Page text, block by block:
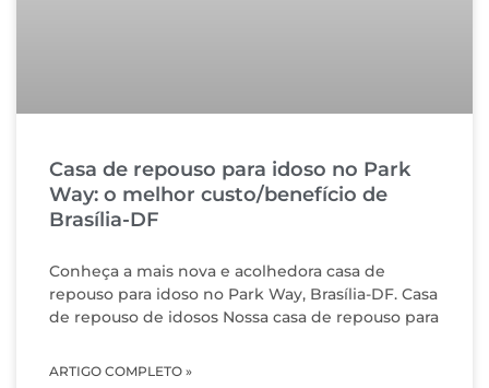
Casa de repouso para idoso no Park
Way: o melhor custo/benefício de
Brasília-DF
Conheça a mais nova e acolhedora casa de
repouso para idoso no Park Way, Brasília-DF. Casa
de repouso de idosos Nossa casa de repouso para
ARTIGO COMPLETO »